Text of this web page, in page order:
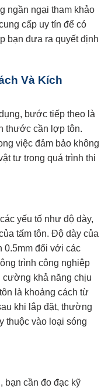
ngần ngại tham khảo
cấp uy tín để có
bạn đưa ra quyết định
Và Kích
bước tiếp theo là
thước cần lợp tôn.
việc đảm bảo không
tư trong quá trình thi
yếu tố như độ dày,
tấm tôn. Độ dày của
0.5mm đối với các
trình công nghiệp
cường khả năng chịu
là khoảng cách từ
khi lắp đặt, thường
thuộc vào loại sóng
bạn cần đo đạc kỹ